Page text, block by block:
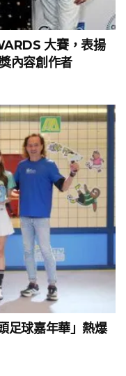
大賽，表揚
內容創作者
足球嘉年華」熱爆